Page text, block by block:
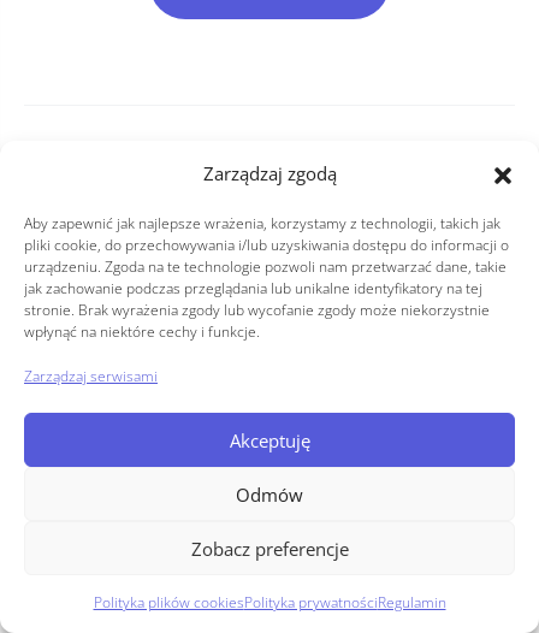
Zarządzaj zgodą
Aby zapewnić jak najlepsze wrażenia, korzystamy z technologii, takich jak
pliki cookie, do przechowywania i/lub uzyskiwania dostępu do informacji o
urządzeniu. Zgoda na te technologie pozwoli nam przetwarzać dane, takie
jak zachowanie podczas przeglądania lub unikalne identyfikatory na tej
stronie. Brak wyrażenia zgody lub wycofanie zgody może niekorzystnie
wpłynąć na niektóre cechy i funkcje.
Zarządzaj serwisami
Akceptuję
Odmów
Zobacz preferencje
Polityka plików cookiesPolityka prywatnościRegulamin
n
e
Polityka prywatności
Regulamin
Polityka plików cookies (EU)